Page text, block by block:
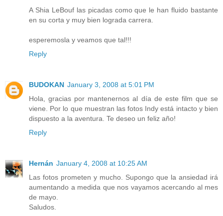
A Shia LeBouf las picadas como que le han fluido bastante
en su corta y muy bien lograda carrera.
esperemosla y veamos que tal!!!
Reply
BUDOKAN January 3, 2008 at 5:01 PM
Hola, gracias por mantenernos al día de este film que se
viene. Por lo que muestran las fotos Indy está intacto y bien
dispuesto a la aventura. Te deseo un feliz año!
Reply
Hernán January 4, 2008 at 10:25 AM
Las fotos prometen y mucho. Supongo que la ansiedad irá
aumentando a medida que nos vayamos acercando al mes
de mayo.
Saludos.